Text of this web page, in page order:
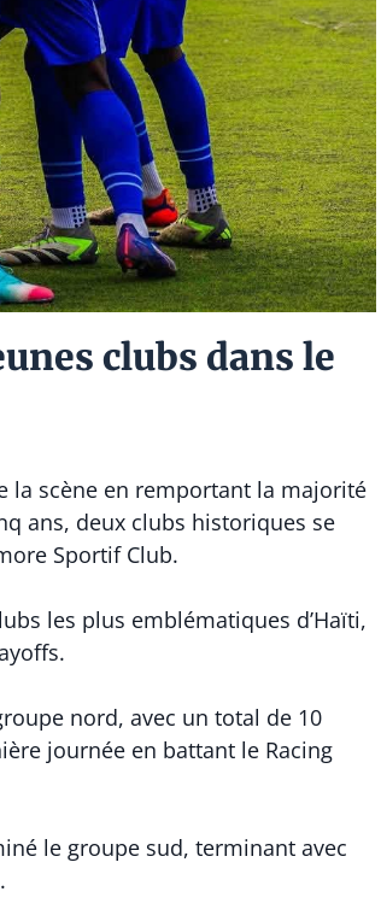
clubs dans le
la scène en remportant la majorité
ans, deux clubs historiques se
Sportif Club.
les plus emblématiques d’Haïti,
nord, avec un total de 10
journée en battant le Racing
le groupe sud, terminant avec